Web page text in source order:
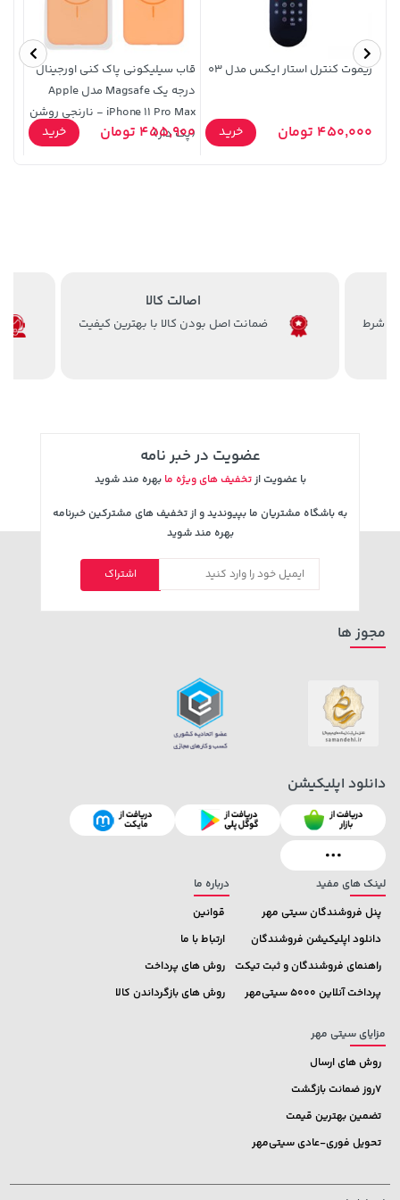
27,580,000 تومان خرید 1,109,000 تومان خرید
خرید 1,109,000 تومان
56,080,000 تومان خرید
108,000 تومان
119,900
ریموت کنترل استار ایکس مدل 03
450,000 تومان خرید
قاب سیلیکونی پاک کنی اورجینال
درجه یک Magsafe مدل Apple
iPhone 11 Pro Max - نارنجی روشن
(پک دار)
455,900 تومان خرید
اصالت کالا
ضمانت اصل بودن کالا با بهترین کیفیت
عضویت در خبر نامه
با عضویت ازتخفیف های ویژه ما بهره مند شوید
به باشگاه مشتریان ما بپیوندید و از تخفیف های مشترکین خبرنامه
بهره مند شوید
اشتراک
لینک های مفید
پنل فروشندگان سیتی مهر
دانلود اپلیکیشن فروشندگان
راهنمای فروشندگان و ثبت تیکت
پرداخت آنلاین 5000 سیتی‌مهر
درباره ما
قوانین
ارتباط با ما
روش های پرداخت
روش های بازگرداندن کالا
مزایای سیتی مهر
روش های ارسال
7روز ضمانت بازگشت
تضمین بهترین قیمت
تحویل فوری-عادی سیتی‌مهر
مجوز ها
دانلود اپلیکیشن